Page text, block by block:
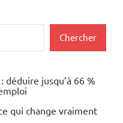
Chercher
déduire jusqu’à 66 %
qui change vraiment